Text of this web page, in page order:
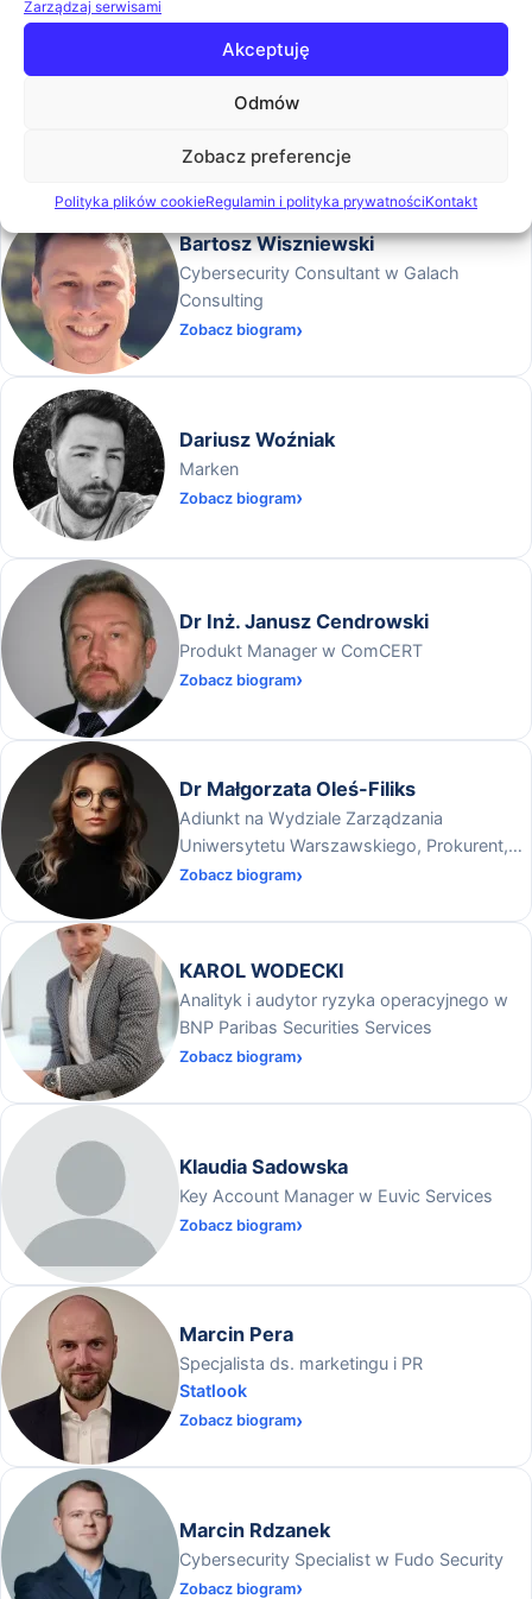
Zarządzaj serwisami
Akceptuję
Odmów
Zobacz preferencje
Polityka plików cookieRegulamin i polityka prywatnościKontakt
Adam Parysz
Wdrożeniowiec systemów klasy EZD, trener
Zobacz biogram
Bartosz Wiszniewski
Cybersecurity Consultant w Galach
Consulting
Zobacz biogram
Dariusz Woźniak
Marken
Zobacz biogram
Dr Inż. Janusz Cendrowski
Produkt Manager w ComCERT
Zobacz biogram
Dr Małgorzata Oleś-Filiks
Adiunkt na Wydziale Zarządzania
Uniwersytetu Warszawskiego, Prokurent,
Project Manager w Tecna Sp. z o. o.
Zobacz biogram
KAROL WODECKI
Analityk i audytor ryzyka operacyjnego w
BNP Paribas Securities Services
Zobacz biogram
Klaudia Sadowska
Key Account Manager w Euvic Services
Zobacz biogram
Marcin Pera
Specjalista ds. marketingu i PR
Statlook
Zobacz biogram
Marcin Rdzanek
Cybersecurity Specialist w Fudo Security
Zobacz biogram